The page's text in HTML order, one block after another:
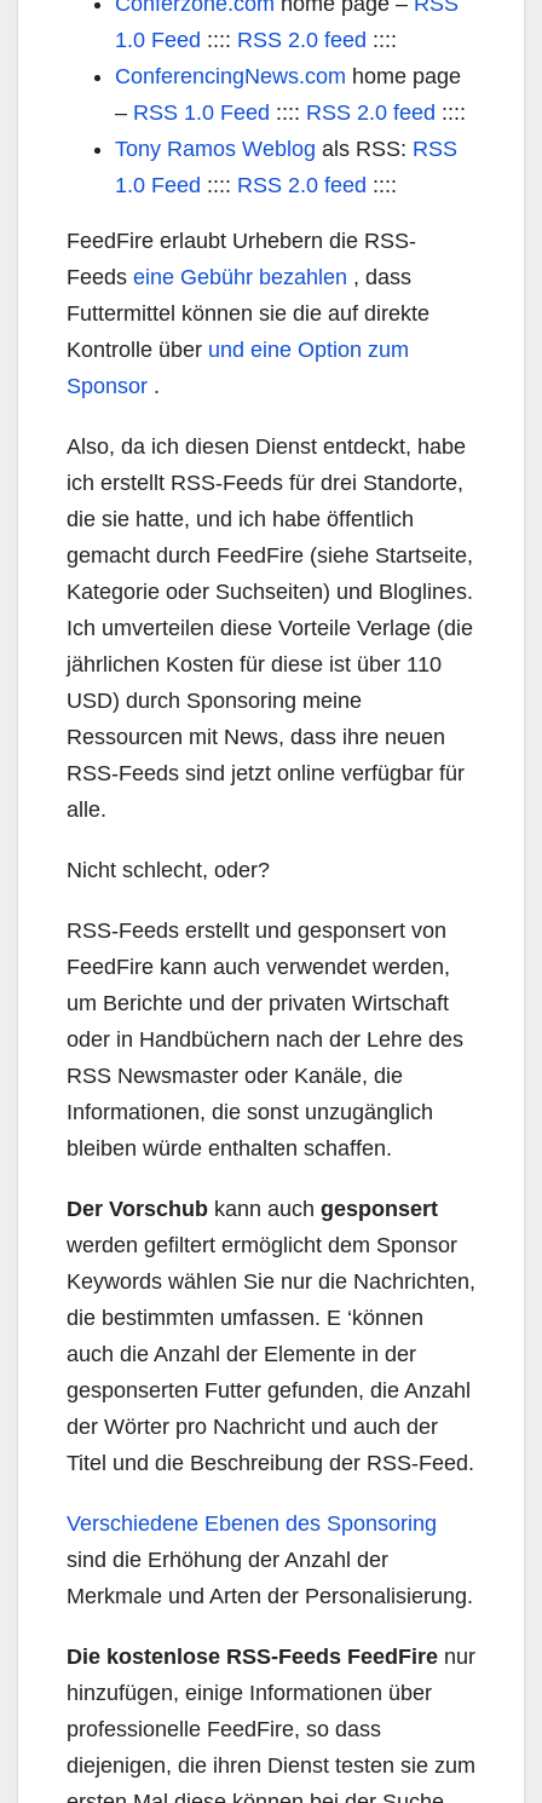
1.0 Feed :::: RSS 2.0 feed ::::
ConferencingNews.com home page
– RSS 1.0 Feed :::: RSS 2.0 feed ::::
Tony Ramos Weblog als RSS: RSS
1.0 Feed :::: RSS 2.0 feed ::::
FeedFire erlaubt Urhebern die RSS-
Feeds eine Gebühr bezahlen , dass
Futtermittel können sie die auf direkte
Kontrolle über und eine Option zum
Sponsor .
Also, da ich diesen Dienst entdeckt, habe
ich erstellt RSS-Feeds für drei Standorte,
die sie hatte, und ich habe öffentlich
gemacht durch FeedFire (siehe Startseite,
Kategorie oder Suchseiten) und Bloglines.
Ich umverteilen diese Vorteile Verlage (die
jährlichen Kosten für diese ist über 110
USD) durch Sponsoring meine
Ressourcen mit News, dass ihre neuen
RSS-Feeds sind jetzt online verfügbar für
alle.
Nicht schlecht, oder?
RSS-Feeds erstellt und gesponsert von
FeedFire kann auch verwendet werden,
um Berichte und der privaten Wirtschaft
oder in Handbüchern nach der Lehre des
RSS Newsmaster oder Kanäle, die
Informationen, die sonst unzugänglich
bleiben würde enthalten schaffen.
Der Vorschub kann auch gesponsert
werden gefiltert ermöglicht dem Sponsor
Keywords wählen Sie nur die Nachrichten,
die bestimmten umfassen. E ‘können
auch die Anzahl der Elemente in der
gesponserten Futter gefunden, die Anzahl
der Wörter pro Nachricht und auch der
Titel und die Beschreibung der RSS-Feed.
Verschiedene Ebenen des Sponsoring
sind die Erhöhung der Anzahl der
Merkmale und Arten der Personalisierung.
Die kostenlose RSS-Feeds FeedFire nur
hinzufügen, einige Informationen über
professionelle FeedFire, so dass
diejenigen, die ihren Dienst testen sie zum